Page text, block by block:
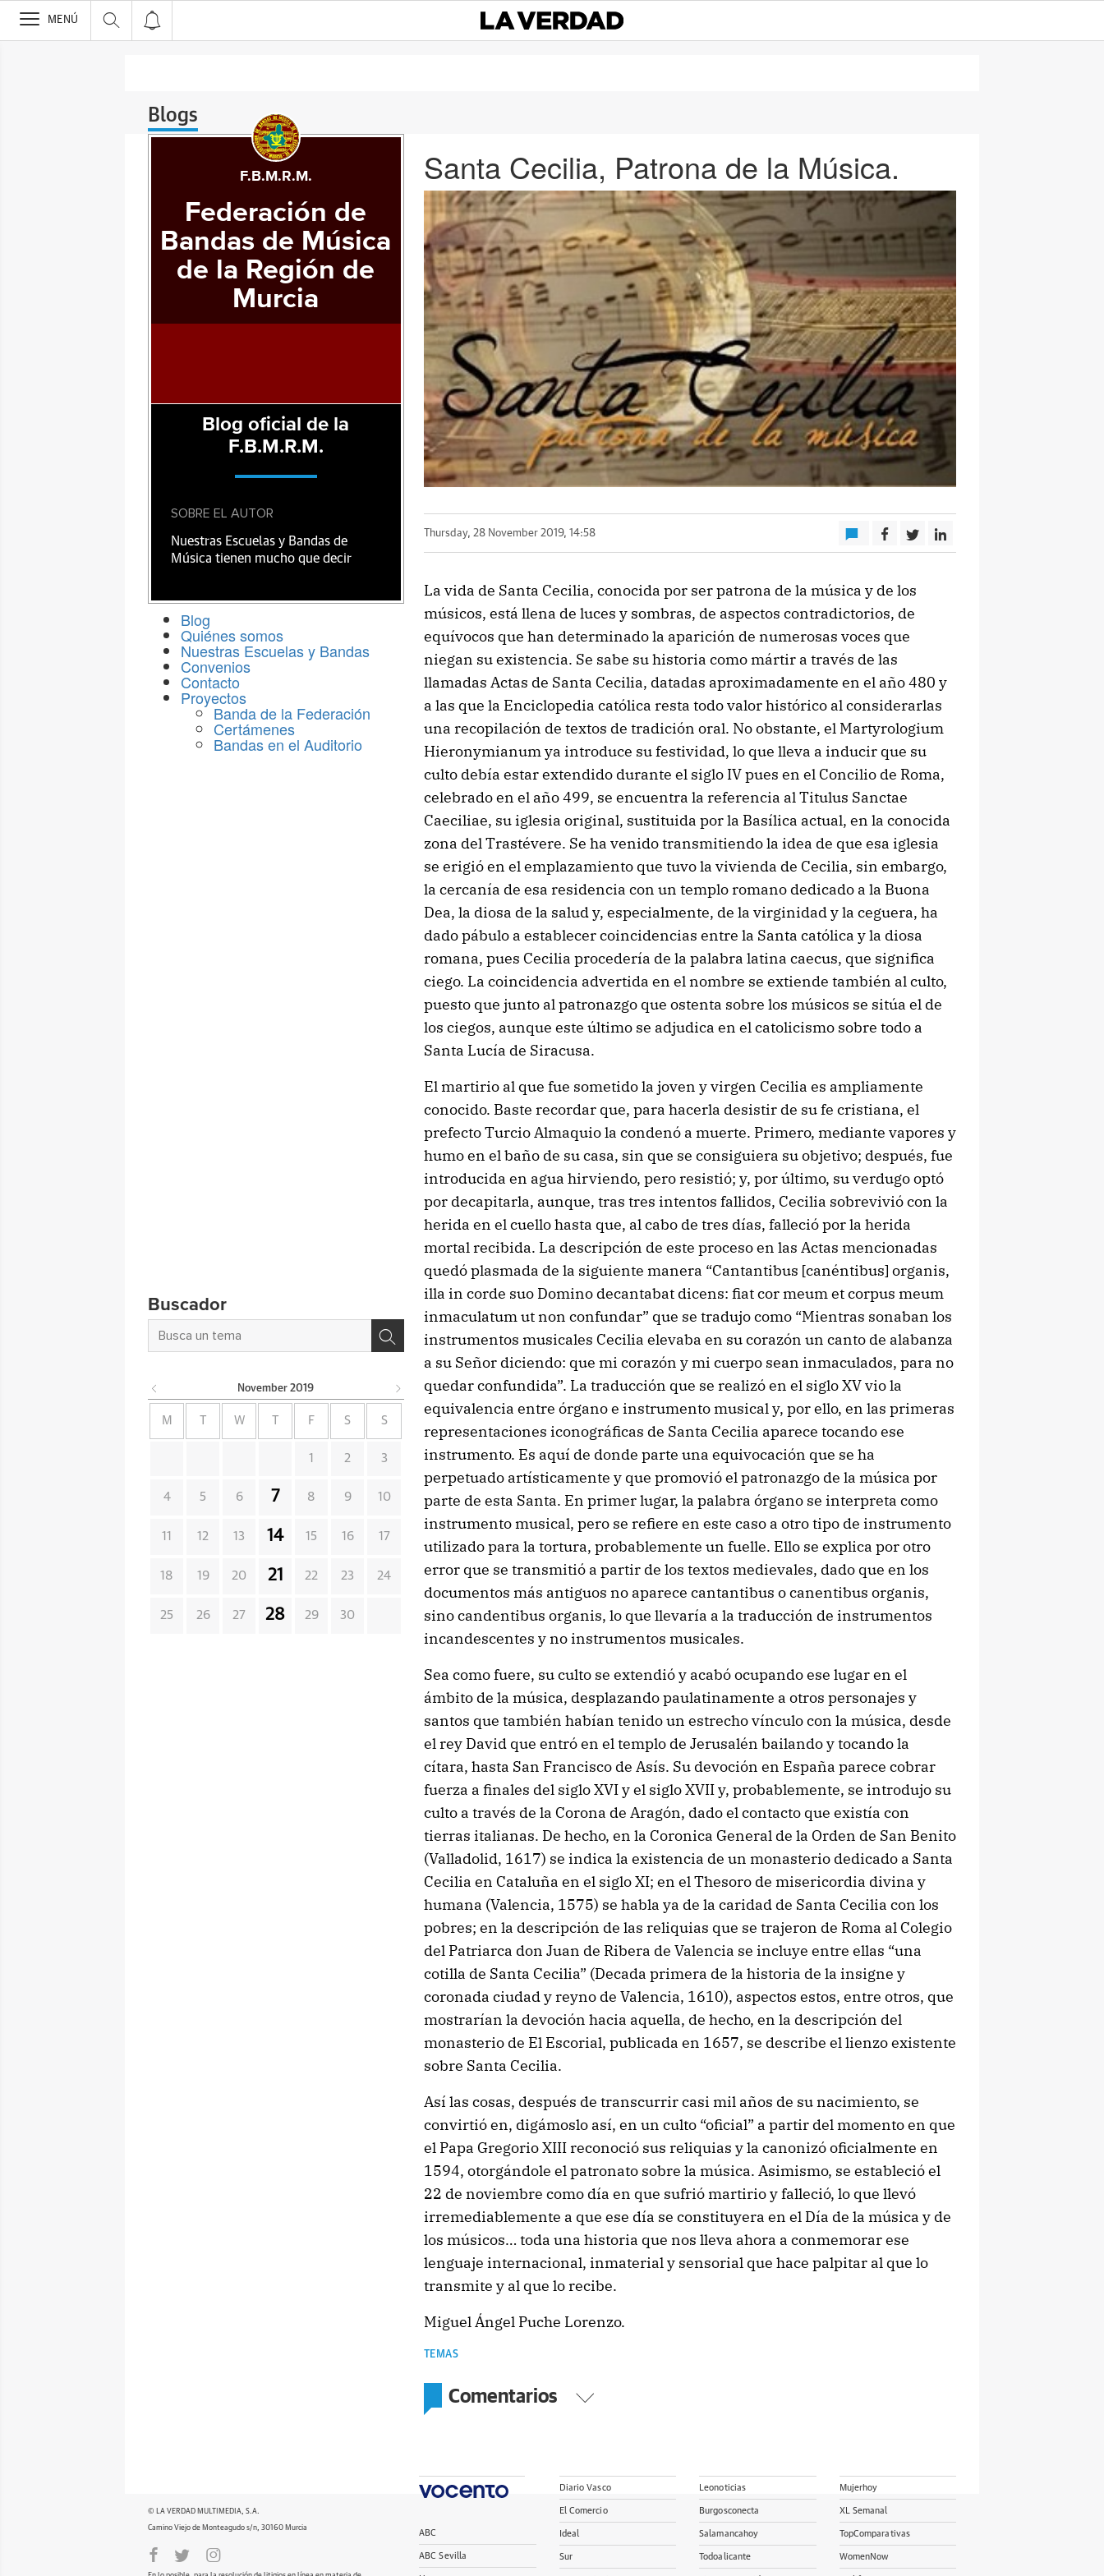
>
MENÚ
Blogs
Santa Cecilia, Patrona de la Música.
Thursday, 28 November 2019, 14:58
La vida de Santa Cecilia, conocida por ser patrona de la música y de los
músicos, está llena de luces y sombras, de aspectos contradictorios, de
equívocos que han determinado la aparición de numerosas voces que
niegan su existencia. Se sabe su historia como mártir a través de las
llamadas Actas de Santa Cecilia, datadas aproximadamente en el año 480 y
a las que la Enciclopedia católica resta todo valor histórico al considerarlas
una recopilación de textos de tradición oral. No obstante, el Martyrologium
Hieronymianum ya introduce su festividad, lo que lleva a inducir que su
culto debía estar extendido durante el siglo IV pues en el Concilio de Roma,
celebrado en el año 499, se encuentra la referencia al Titulus Sanctae
Caeciliae, su iglesia original, sustituida por la Basílica actual, en la conocida
zona del Trastévere. Se ha venido transmitiendo la idea de que esa iglesia
se erigió en el emplazamiento que tuvo la vivienda de Cecilia, sin embargo,
la cercanía de esa residencia con un templo romano dedicado a la Buona
Dea, la diosa de la salud y, especialmente, de la virginidad y la ceguera, ha
dado pábulo a establecer coincidencias entre la Santa católica y la diosa
romana, pues Cecilia procedería de la palabra latina caecus, que significa
ciego. La coincidencia advertida en el nombre se extiende también al culto,
puesto que junto al patronazgo que ostenta sobre los músicos se sitúa el de
los ciegos, aunque este último se adjudica en el catolicismo sobre todo a
Santa Lucía de Siracusa.
El martirio al que fue sometido la joven y virgen Cecilia es ampliamente
conocido. Baste recordar que, para hacerla desistir de su fe cristiana, el
prefecto Turcio Almaquio la condenó a muerte. Primero, mediante vapores y
humo en el baño de su casa, sin que se consiguiera su objetivo; después, fue
introducida en agua hirviendo, pero resistió; y, por último, su verdugo optó
por decapitarla, aunque, tras tres intentos fallidos, Cecilia sobrevivió con la
herida en el cuello hasta que, al cabo de tres días, falleció por la herida
mortal recibida. La descripción de este proceso en las Actas mencionadas
quedó plasmada de la siguiente manera “Cantantibus [canéntibus] organis,
illa in corde suo Domino decantabat dicens: fiat cor meum et corpus meum
inmaculatum ut non confundar” que se tradujo como “Mientras sonaban los
instrumentos musicales Cecilia elevaba en su corazón un canto de alabanza
a su Señor diciendo: que mi corazón y mi cuerpo sean inmaculados, para no
quedar confundida”. La traducción que se realizó en el siglo XV vio la
equivalencia entre órgano e instrumento musical y, por ello, en las primeras
representaciones iconográficas de Santa Cecilia aparece tocando ese
instrumento. Es aquí de donde parte una equivocación que se ha
perpetuado artísticamente y que promovió el patronazgo de la música por
parte de esta Santa. En primer lugar, la palabra órgano se interpreta como
instrumento musical, pero se refiere en este caso a otro tipo de instrumento
utilizado para la tortura, probablemente un fuelle. Ello se explica por otro
error que se transmitió a partir de los textos medievales, dado que en los
documentos más antiguos no aparece cantantibus o canentibus organis,
sino candentibus organis, lo que llevaría a la traducción de instrumentos
incandescentes y no instrumentos musicales.
Sea como fuere, su culto se extendió y acabó ocupando ese lugar en el
ámbito de la música, desplazando paulatinamente a otros personajes y
santos que también habían tenido un estrecho vínculo con la música, desde
el rey David que entró en el templo de Jerusalén bailando y tocando la
cítara, hasta San Francisco de Asís. Su devoción en España parece cobrar
fuerza a finales del siglo XVI y el siglo XVII y, probablemente, se introdujo su
culto a través de la Corona de Aragón, dado el contacto que existía con
tierras italianas. De hecho, en la Coronica General de la Orden de San Benito
(Valladolid, 1617) se indica la existencia de un monasterio dedicado a Santa
Cecilia en Cataluña en el siglo XI; en el Thesoro de misericordia divina y
humana (Valencia, 1575) se habla ya de la caridad de Santa Cecilia con los
pobres; en la descripción de las reliquias que se trajeron de Roma al Colegio
del Patriarca don Juan de Ribera de Valencia se incluye entre ellas “una
cotilla de Santa Cecilia” (Decada primera de la historia de la insigne y
coronada ciudad y reyno de Valencia, 1610), aspectos estos, entre otros, que
mostrarían la devoción hacia aquella, de hecho, en la descripción del
monasterio de El Escorial, publicada en 1657, se describe el lienzo existente
sobre Santa Cecilia.
Así las cosas, después de transcurrir casi mil años de su nacimiento, se
convirtió en, digámoslo así, en un culto “oficial” a partir del momento en que
el Papa Gregorio XIII reconoció sus reliquias y la canonizó oficialmente en
1594, otorgándole el patronato sobre la música. Asimismo, se estableció el
22 de noviembre como día en que sufrió martirio y falleció, lo que llevó
irremediablemente a que ese día se constituyera en el Día de la música y de
los músicos… toda una historia que nos lleva ahora a conmemorar ese
lenguaje internacional, inmaterial y sensorial que hace palpitar al que lo
transmite y al que lo recibe.
Miguel Ángel Puche Lorenzo.
TEMAS
Comentarios
F.B.M.R.M.
Federación de
Bandas de Música
de la Región de
Murcia
Blog oficial de la
F.B.M.R.M.
SOBRE EL AUTOR
Nuestras Escuelas y Bandas de
Música tienen mucho que decir
Blog
Quiénes somos
Nuestras Escuelas y Bandas
Convenios
Contacto
Proyectos
Banda de la Federación
Certámenes
Bandas en el Auditorio
Buscador
November 2019
M W F S S
1 2 3
4 5 6 7 8 9 10
11 12 13 14 15 16 17
18 19 20 21 22 23 24
25 26 27 28 29 30
© LA VERDAD MULTIMEDIA, S.A.
Camino Viejo de Monteagudo s/n, 30160 Murcia
ABC
ABC Sevilla
Diario Vasco
El Comercio
Ideal
Sur
Leonoticias
Burgosconecta
Salamancahoy
Todoalicante
Mujerhoy
XL Semanal
TopComparativas
WomenNow